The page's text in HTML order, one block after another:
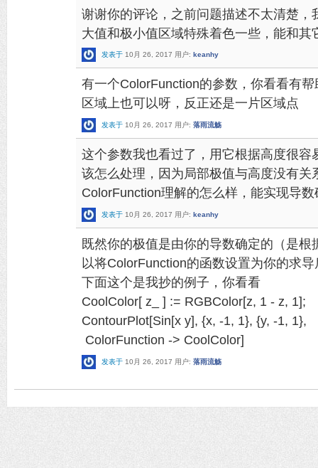
谢谢你的评论，之前问题描述不太清楚
大值和极小值区域特殊着色一些，能和其
发表于 10月 26, 2017 用户: keanhy
有一个ColorFunction的参数，你看看有
区域上也可以呀，反正还是一片区域点
发表于 10月 26, 2017 用户: 落雨流觞
这个参数我也看过了，用它根据高度很
该怎么处理，因为局部极值与高度没有
ColorFunction理解的怎么样，能实现导数
发表于 10月 26, 2017 用户: keanhy
既然你的极值是由你的导数确定的（是
以将ColorFunction的函数设置为你的求
下面这个是我抄的例子，你看看
CoolColor[ z_ ] := RGBColor[z, 1 - z, 1];
ContourPlot[Sin[x y], {x, -1, 1}, {y, -1, 1},
ColorFunction -> CoolColor]
发表于 10月 26, 2017 用户: 落雨流觞